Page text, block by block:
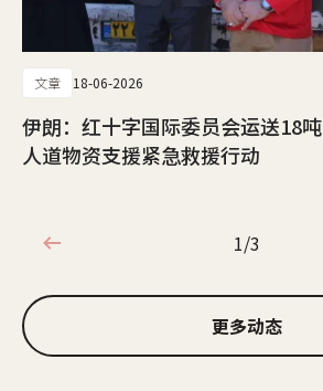
文章 18-06-2026
伊朗：红十字国际委员会运送18吨
人道物资支援紧急救援行动
1/3
1/3
更多动态